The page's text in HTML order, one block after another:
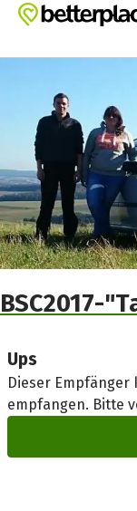
Zum Hauptinhalt
Erklärung zur
BSC2017-
Ups
Dieser Empfänger
empfangen. Bitte